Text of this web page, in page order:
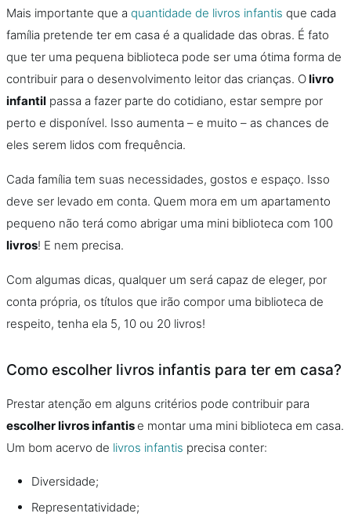
Mais importante que a quantidade de livros infantis que cada
família pretende ter em casa é a qualidade das obras. É fato
que ter uma pequena biblioteca pode ser uma ótima forma de
contribuir para o desenvolvimento leitor das crianças. Olivro
infantil passa a fazer parte do cotidiano, estar sempre por
perto e disponível. Isso aumenta – e muito – as chances de
eles serem lidos com frequência.
Cada família tem suas necessidades, gostos e espaço. Isso
deve ser levado em conta. Quem mora em um apartamento
pequeno não terá como abrigar uma mini biblioteca com 100
livros! E nem precisa.
Com algumas dicas, qualquer um será capaz de eleger, por
conta própria, os títulos que irão compor uma biblioteca de
respeito, tenha ela 5, 10 ou 20 livros!
Como escolher livros infantis para ter em casa?
Prestar atenção em alguns critérios pode contribuir para
escolher livros infantise montar uma mini biblioteca em casa.
Um bom acervo de livros infantis precisa conter:
Diversidade;
Representatividade;